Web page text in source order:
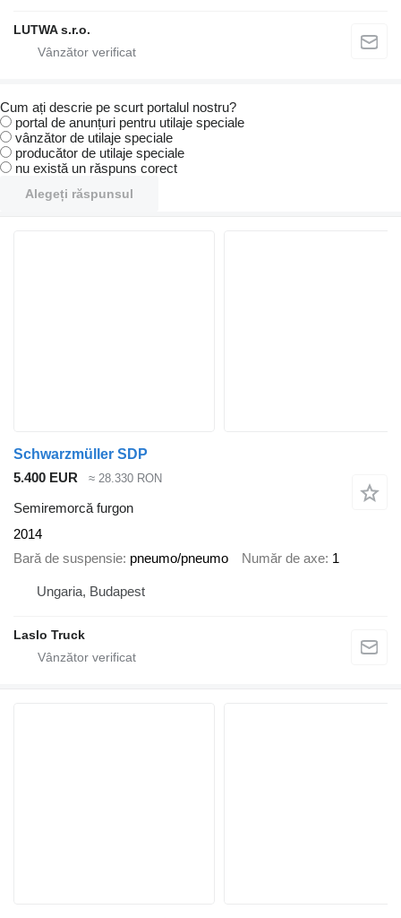
LUTWA s.r.o.
Cum ați descrie pe scurt portalul nostru?
portal de anunțuri pentru utilaje speciale
vânzător de utilaje speciale
producător de utilaje speciale
nu există un răspuns corect
Alegeți răspunsul
Schwarzmüller SDP
5.400 EUR
≈ 28.330 RON
Semiremorcă furgon
2014
Bară de suspensie pneumo/pneumo Număr de axe 1
Ungaria, Budapest
Laslo Truck